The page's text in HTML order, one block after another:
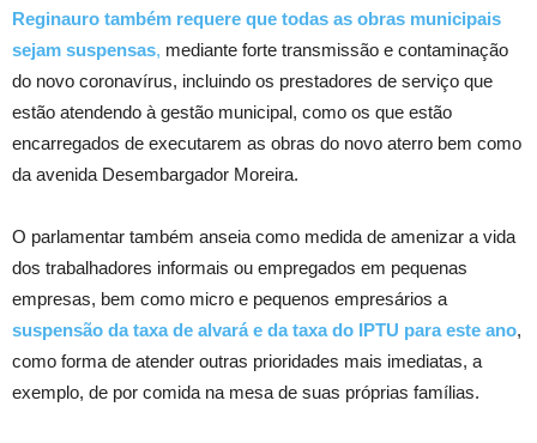
Reginauro também requere que todas as obras municipais
sejam suspensas, mediante forte transmissão e contaminação
do novo coronavírus, incluindo os prestadores de serviço que
estão atendendo à gestão municipal, como os que estão
encarregados de executarem as obras do novo aterro bem como
da avenida Desembargador Moreira.
O parlamentar também anseia como medida de amenizar a vida
dos trabalhadores informais ou empregados em pequenas
empresas, bem como micro e pequenos empresários a
suspensão da taxa de alvará e da taxa do IPTU para este ano,
como forma de atender outras prioridades mais imediatas, a
exemplo, de por comida na mesa de suas próprias famílias.